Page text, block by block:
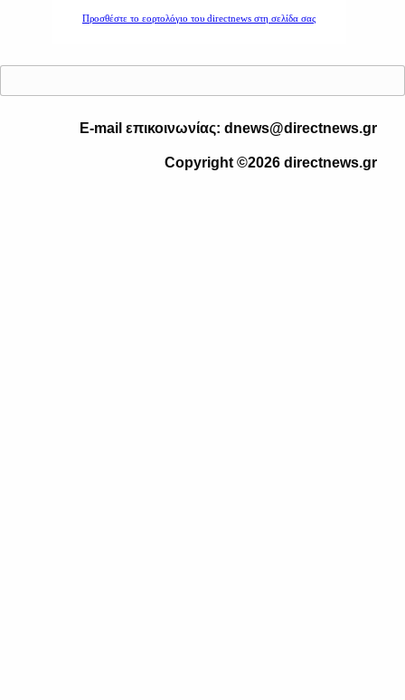
E-mail επικοινωνίας: dnews@directnews.gr
Copyright ©2026 directnews.gr